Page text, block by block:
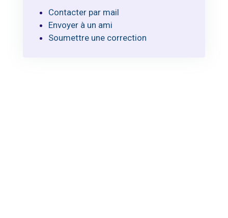
Contacter par mail
Envoyer à un ami
Soumettre une correction